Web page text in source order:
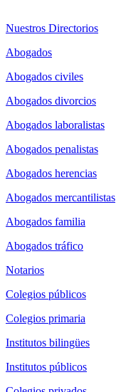
Nuestros Directorios
Abogados
Abogados civiles
Abogados divorcios
Abogados laboralistas
Abogados penalistas
Abogados herencias
Abogados mercantilistas
Abogados familia
Abogados tráfico
Notarios
Colegios públicos
Colegios primaria
Institutos bilingües
Institutos públicos